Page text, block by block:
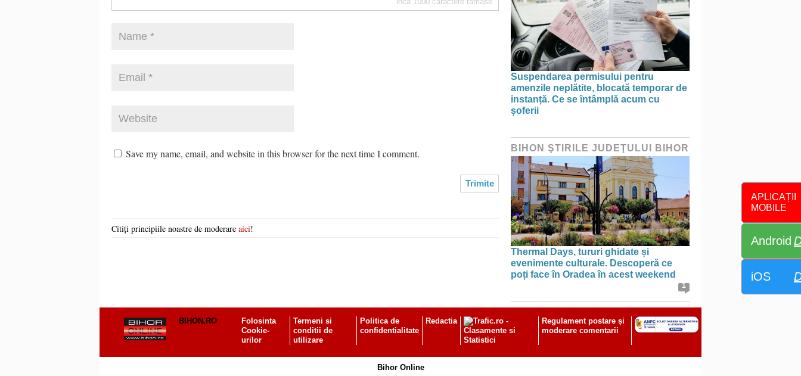
APLICAȚII
MOBILE
Android
iOS
Save my name, email, and website in this browser for the next time I comment.
Citiți principiile noastre de moderare aici!
Suspendarea permisului pentru
amenzile neplătite, blocată temporar de
instanță. Ce se întâmplă acum cu
șoferii
BIHON ŞTIRILE JUDEŢULUI BIHOR
Thermal Days, tururi ghidate și
evenimente culturale. Descoperă ce
poți face în Oradea în acest weekend
1
BIHON.RO
Folosinta
Cookie-
urilor
Termeni si
conditii de
utilizare
Politica de
confidentialitate
Redactia
Regulament postare și
moderare comentarii
Bihor Online